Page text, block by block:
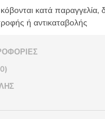
κατά παραγγελία,
ή αντικαταβολής